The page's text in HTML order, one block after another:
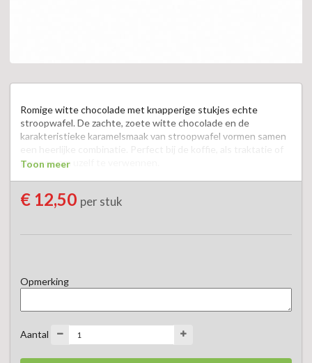
Romige witte chocolade met knapperige stukjes echte
stroopwafel. De zachte, zoete witte chocolade en de
karakteristieke karamelsmaak van stroopwafel vormen samen
een heerlijke combinatie. Perfect bij de koffie, als traktatie of
gewoon om uzelf te verwennen.
chocolade en stroopwafel.
Toon meer
€ 12,50 per stuk
Opmerking
Aantal